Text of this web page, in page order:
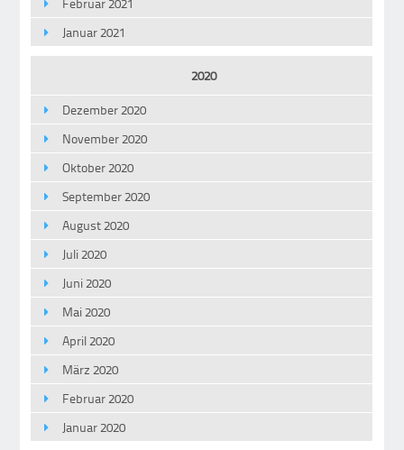
Januar 2021
2020
Dezember 2020
November 2020
Oktober 2020
September 2020
August 2020
Juli 2020
Juni 2020
Mai 2020
April 2020
März 2020
Februar 2020
Januar 2020